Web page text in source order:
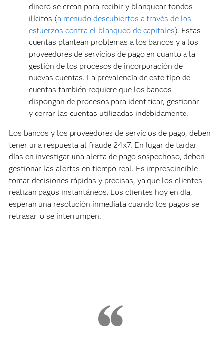
dinero se crean para recibir y blanquear fondos
ilícitos (a menudo descubiertos a través de los
esfuerzos contra el blanqueo de capitales). Estas
cuentas plantean problemas a los bancos y a los
proveedores de servicios de pago en cuanto a la
gestión de los procesos de incorporación de
nuevas cuentas. La prevalencia de este tipo de
cuentas también requiere que los bancos
dispongan de procesos para identificar, gestionar
y cerrar las cuentas utilizadas indebidamente.
Los bancos y los proveedores de servicios de pago, deben
tener una respuesta al fraude 24x7. En lugar de tardar
días en investigar una alerta de pago sospechoso, deben
gestionar las alertas en tiempo real. Es imprescindible
tomar decisiones rápidas y precisas, ya que los clientes
realizan pagos instantáneos. Los clientes hoy en día,
esperan una resolución inmediata cuando los pagos se
retrasan o se interrumpen.